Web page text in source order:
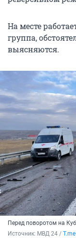
На месте
группа,
выясняются.
Перед поворотом на
Источник: МВД 24 / T.me